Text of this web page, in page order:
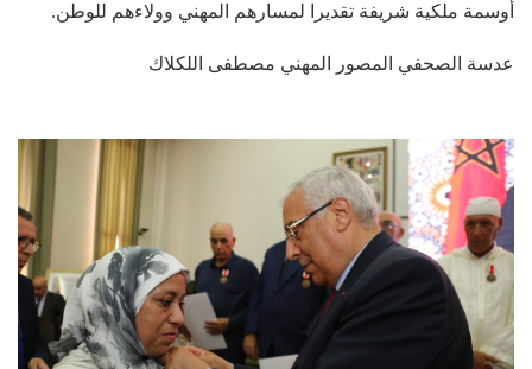
أوسمة ملكية شريفة تقديرا لمسارهم المهني وولاءهم للوطن.
عدسة الصحفي المصور المهني مصطفى اللكلاك